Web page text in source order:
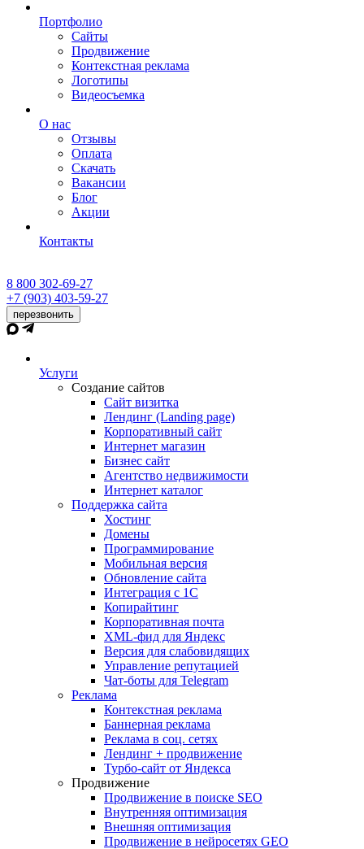
Портфолио
Сайты
Продвижение
Контекстная реклама
Логотипы
Видеосъемка
О нас
Отзывы
Оплата
Скачать
Вакансии
Блог
Акции
Контакты
8 800 302-69-27
+7 (903) 403-59-27
перезвонить
Услуги
Создание сайтов
Сайт визитка
Лендинг (Landing page)
Корпоративный сайт
Интернет магазин
Бизнес сайт
Агентство недвижимости
Интернет каталог
Поддержка сайта
Хостинг
Домены
Программирование
Мобильная версия
Обновление сайта
Интеграция с 1С
Копирайтинг
Корпоративная почта
XML-фид для Яндекс
Версия для слабовидящих
Управление репутацией
Чат-боты для Telegram
Реклама
Контекстная реклама
Баннерная реклама
Реклама в соц. сетях
Лендинг + продвижение
Турбо-сайт от Яндекса
Продвижение
Продвижение в поиске SEO
Внутренняя оптимизация
Внешняя оптимизация
Продвижение в нейросетях GEO